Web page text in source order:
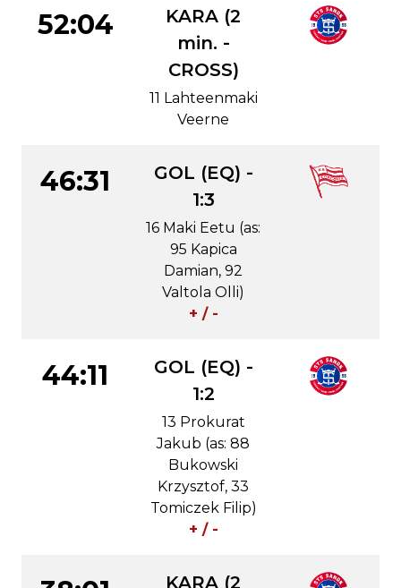
52:04
KARA (2
min. -
CROSS)
11 Lahteenmaki
Veerne
46:31
GOL (EQ) -
1:3
16 Maki Eetu (as:
95 Kapica
Damian, 92
Valtola Olli)
+ / -
44:11
GOL (EQ) -
1:2
13 Prokurat
Jakub (as: 88
Bukowski
Krzysztof, 33
Tomiczek Filip)
+ / -
KARA (2